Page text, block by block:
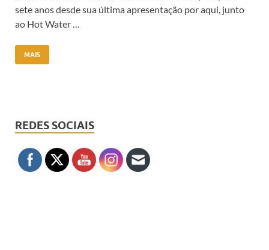
sete anos desde sua última apresentação por aqui, junto
ao Hot Water …
MAIS
REDES SOCIAIS